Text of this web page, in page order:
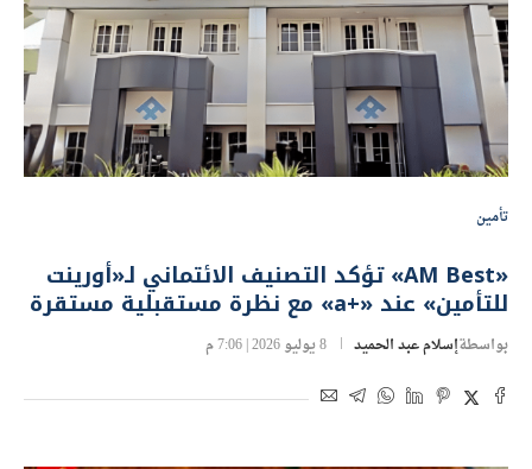
تأمين
«AM Best» تؤكد التصنيف الائتماني لـ«أورينت
للتأمين» عند «+a» مع نظرة مستقبلية مستقرة
بواسطةإسلام عبد الحميد 8 يوليو 2026 | 7:06 م